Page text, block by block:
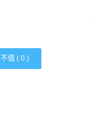
不值 ( 0 )